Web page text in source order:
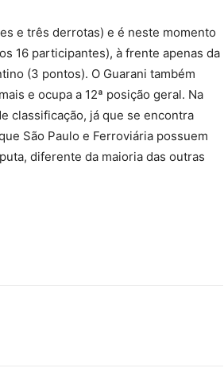
e três derrotas) e é neste momento
16 participantes), à frente apenas da
(3 pontos). O Guarani também
e ocupa a 12ª posição geral. Na
classificação, já que se encontra
São Paulo e Ferroviária possuem
diferente da maioria das outras